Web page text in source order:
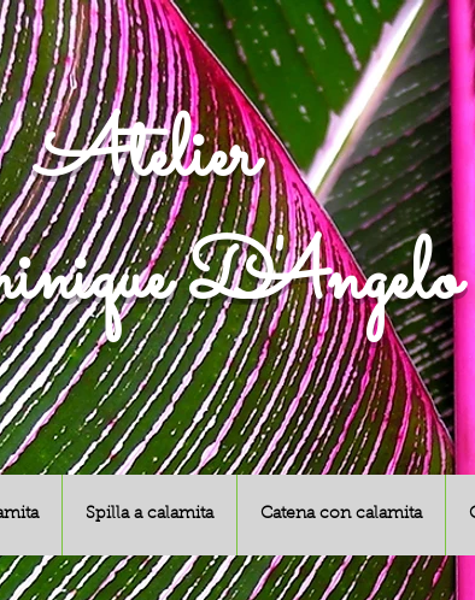
Atelier
D'Angelo
Spilla a calamita Catena con calamita